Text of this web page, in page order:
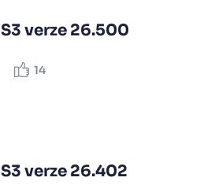
verze 26.500
14
verze 26.402